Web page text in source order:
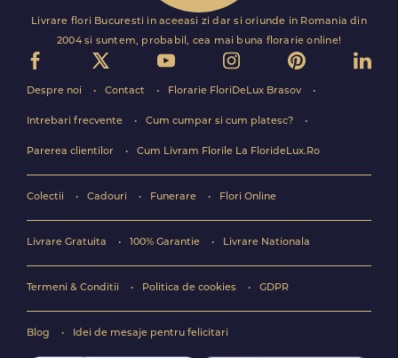
Livrare flori Bucuresti in aceeasi zi dar si oriunde in Romania din
2004 si suntem, probabil, cea mai buna florarie online!
Despre noi Contact Florarie FloriDeLux Brasov
Intrebari frecvente Cum cumpar si cum platesc?
Parerea clientilor Cum Livram Florile La FlorideLux.Ro
Colectii Cadouri Funerare Flori Online
Livrare Gratuita 100% Garantie Livrare Nationala
Termeni & Conditii Politica de cookies GDPR
Blog Idei de mesaje pentru felicitari